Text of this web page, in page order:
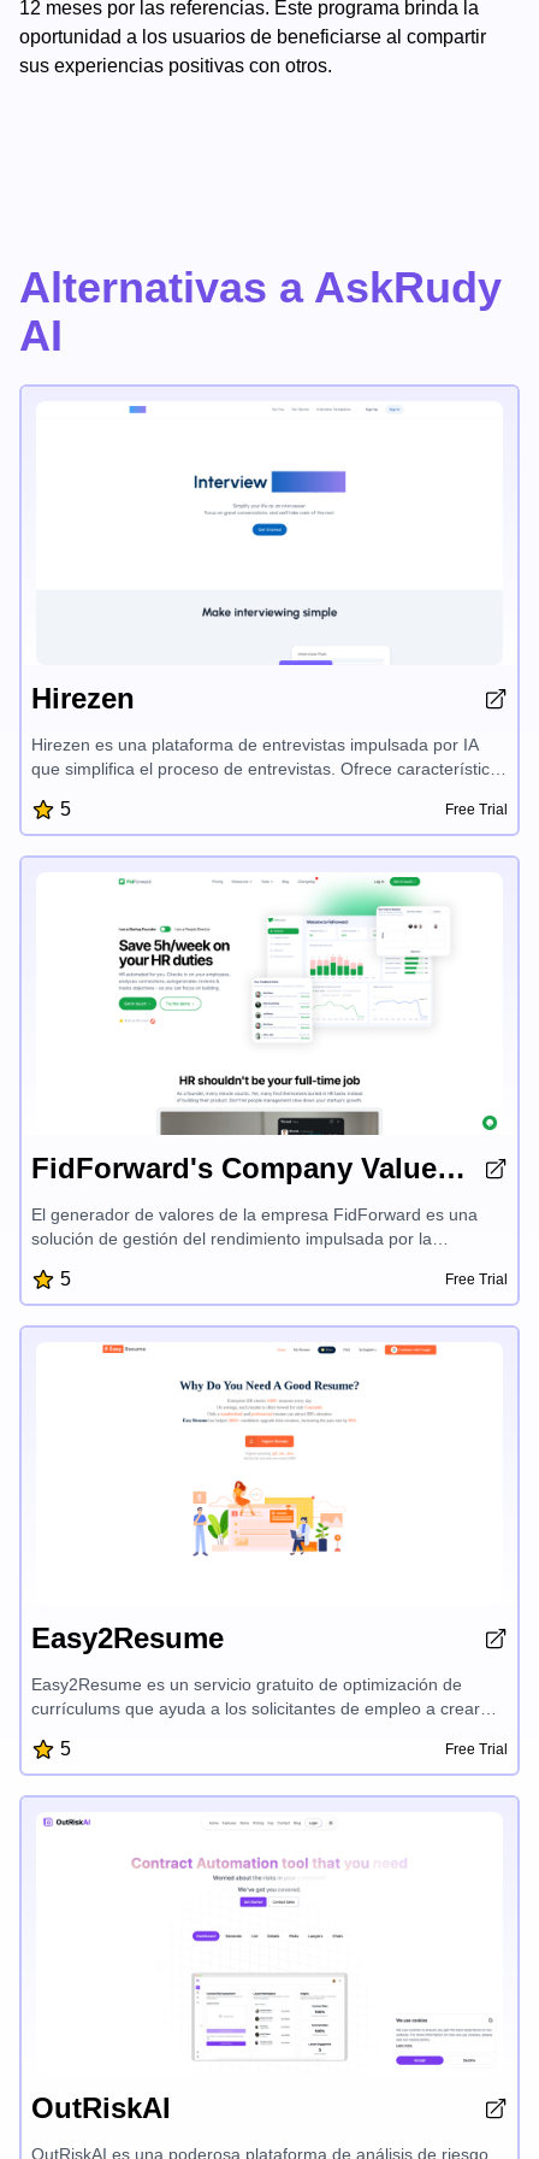
12 meses por las referencias. Este programa brinda la
oportunidad a los usuarios de beneficiarse al compartir
sus experiencias positivas con otros.
Alternativas a AskRudy
AI
Hirezen
Hirezen es una plataforma de entrevistas impulsada por IA
que simplifica el proceso de entrevistas. Ofrece características
personalizadas, insights en tiempo real durante la entrevista
para identificar rasgos clave y creación de retroalimentación
asistida por IA. Hirezen empodera a los entrevistadores para
enfocarse en excelentes conversaciones, mientras que la
plataforma se encarga del resto, haciendo que todo el
proceso sea más eficiente y efectivo.
5 Free Trial
FidForward's Company Values Generator
El generador de valores de la empresa FidForward es una
solución de gestión del rendimiento impulsada por la
retroalimentación, aumenta la cantidad y la calidad de las
evaluaciones de los empleados y ayuda a las organizaciones
automática de comentarios, interacciones centralizadas,
revisiones de rendimiento automatizadas y análisis de
sentimiento individualizado, todo ello integrado de forma fluida
con las plataformas de recursos humanos más populares.
5 Free Trial
Easy2Resume
Easy2Resume es un servicio gratuito de optimización de
currículums que ayuda a los solicitantes de empleo a crear
personalizables, análisis inteligente de currículums y
comentarios en tiempo real, Easy2Resume garantiza que tu
empleadores te noten.
5 Free Trial
OutRiskAI
OutRiskAI es una poderosa plataforma de análisis de riesgo